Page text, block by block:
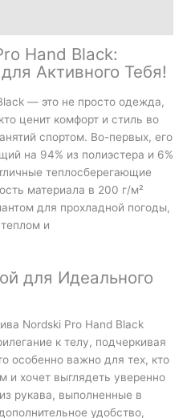
Hand Black:
Активного Тебя!
— это не просто одежда,
ценит комфорт и стиль во
спортом. Во-первых, его
на 94% из полиэстера и 6%
теплосберегающие
материала в 200 г/м²
для прохладной погоды,
и
для Идеального
Nordski Pro Hand Black
к телу, подчеркивая
особенно важно для тех, кто
и хочет выглядеть уверенно
рукава, выполненные в
удобство,